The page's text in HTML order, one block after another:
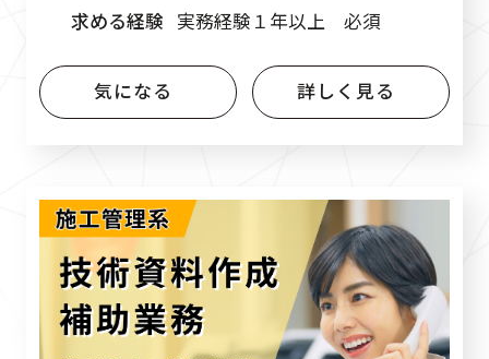
求める経験 実務経験１年以上 必須
気になる 詳しく見る